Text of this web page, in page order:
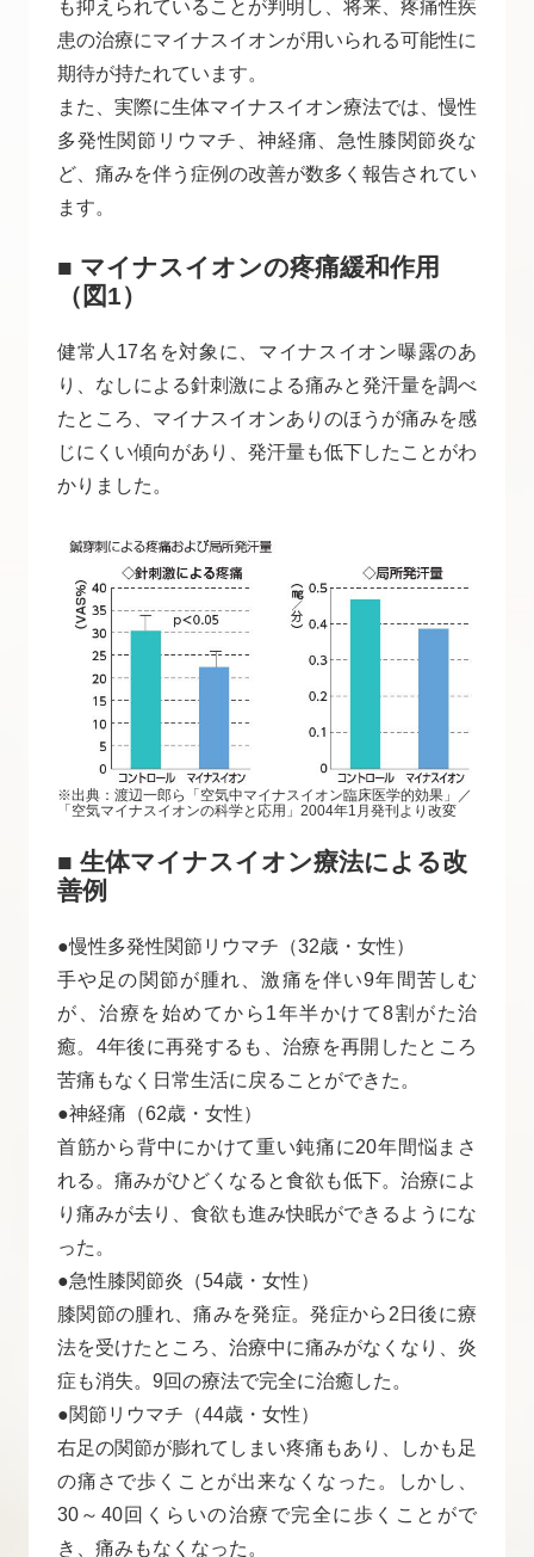
も抑えられていることが判明し、将来、疼痛性疾
患の治療にマイナスイオンが用いられる可能性に
期待が持たれています。
また、実際に生体マイナスイオン療法では、慢性
多発性関節リウマチ、神経痛、急性膝関節炎な
ど、痛みを伴う症例の改善が数多く報告されてい
ます。
■ マイナスイオンの疼痛緩和作用
（図1）
健常人17名を対象に、マイナスイオン曝露のあ
り、なしによる針刺激による痛みと発汗量を調べ
たところ、マイナスイオンありのほうが痛みを感
じにくい傾向があり、発汗量も低下したことがわ
かりました。
※出典：渡辺一郎ら「空気中マイナスイオン臨床医学的効果」／
「空気マイナスイオンの科学と応用」2004年1月発刊より改変
■ 生体マイナスイオン療法による改
善例
●慢性多発性関節リウマチ（32歳・女性）
手や足の関節が腫れ、激痛を伴い9年間苦しむ
が、治療を始めてから1年半かけて8割がた治
癒。4年後に再発するも、治療を再開したところ
苦痛もなく日常生活に戻ることができた。
●神経痛（62歳・女性）
首筋から背中にかけて重い鈍痛に20年間悩まさ
れる。痛みがひどくなると食欲も低下。治療によ
り痛みが去り、食欲も進み快眠ができるようにな
った。
●急性膝関節炎（54歳・女性）
膝関節の腫れ、痛みを発症。発症から2日後に療
法を受けたところ、治療中に痛みがなくなり、炎
症も消失。9回の療法で完全に治癒した。
●関節リウマチ（44歳・女性）
右足の関節が膨れてしまい疼痛もあり、しかも足
の痛さで歩くことが出来なくなった。しかし、
30～40回くらいの治療で完全に歩くことがで
き、痛みもなくなった。